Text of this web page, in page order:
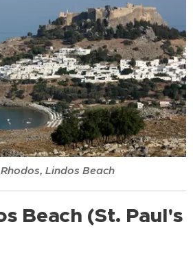
Lindos Beach
Beach (St. Paul's